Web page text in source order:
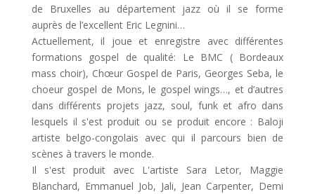
de Bruxelles au département jazz où il se forme
auprès de l’excellent Eric Legnini…
Actuellement, il joue et enregistre avec différentes
formations gospel de qualité: Le BMC ( Bordeaux
mass choir), Chœur Gospel de Paris, Georges Seba, le
choeur gospel de Mons, le gospel wings…, et d’autres
dans différents projets jazz, soul, funk et afro dans
lesquels il s'est produit ou se produit encore : Baloji
artiste belgo-congolais avec qui il parcours bien de
scènes à travers le monde.
Il s'est produit avec L'artiste Sara Letor, Maggie
Blanchard, Emmanuel Job, Jali, Jean Carpenter, Demi